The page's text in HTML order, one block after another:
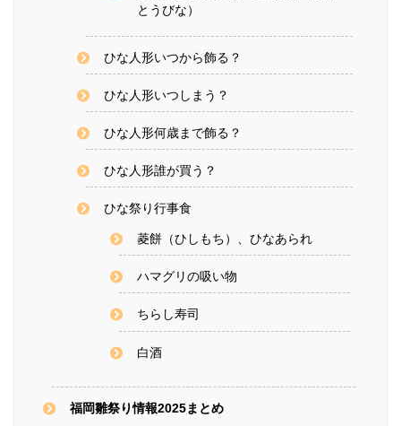
とうびな）
ひな人形いつから飾る？
ひな人形いつしまう？
ひな人形何歳まで飾る？
ひな人形誰が買う？
ひな祭り行事食
菱餅（ひしもち）、ひなあられ
ハマグリの吸い物
ちらし寿司
白酒
福岡雛祭り情報2025まとめ